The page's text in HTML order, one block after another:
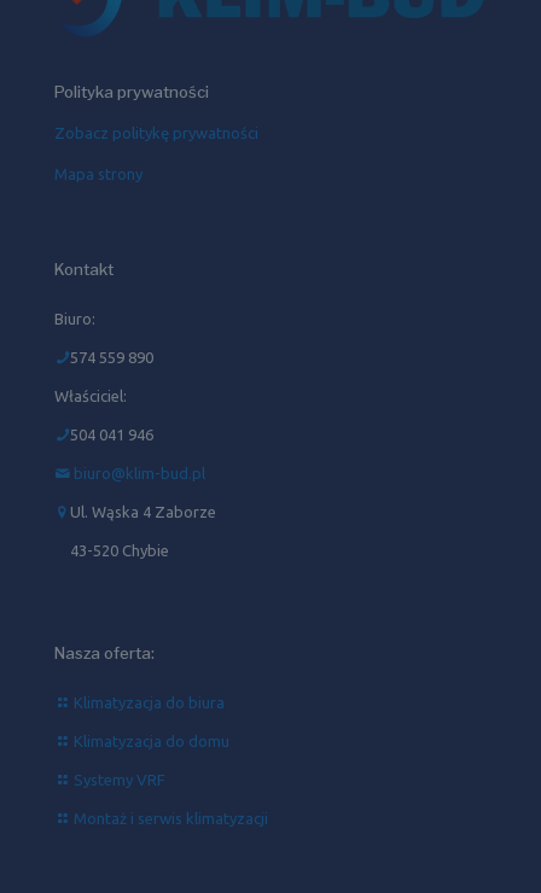
Polityka prywatności
Zobacz politykę prywatności
Mapa strony
Kontakt
Biuro:
574 559 890
Właściciel:
504 041 946‬
biuro@klim-bud.pl
Ul. Wąska 4 Zaborze
43-520 Chybie
Nasza oferta:
Klimatyzacja do biura
Klimatyzacja do domu
Systemy VRF
Montaż i serwis klimatyzacji